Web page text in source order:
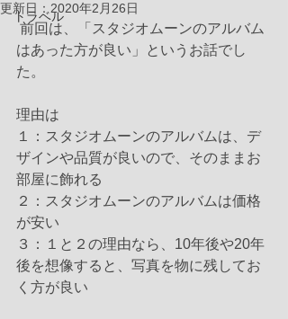
トラベル
更新日： 2020年2月26日
はあった方が良い」というお話でし
た。
理由は
１：スタジオムーンのアルバムは、デ
ザインや品質が良いので、そのままお
部屋に飾れる
２：スタジオムーンのアルバムは価格
が安い
３：１と２の理由なら、10年後や20年
後を想像すると、写真を物に残してお
く方が良い